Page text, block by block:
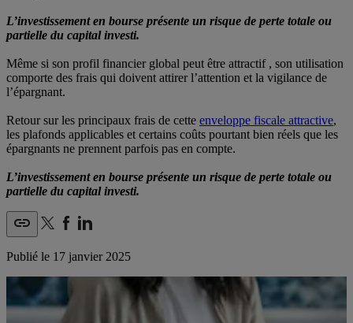
L’investissement en bourse présente un risque de perte totale ou
partielle du capital investi.
Même si son profil financier global peut être attractif , son utilisation
comporte des frais qui doivent attirer l’attention et la vigilance de
l’épargnant.
Retour sur les principaux frais de cette enveloppe fiscale attractive,
les plafonds applicables et certains coûts pourtant bien réels que les
épargnants ne prennent parfois pas en compte.
L’investissement en bourse présente un risque de perte totale ou
partielle du capital investi.
Publié le 17 janvier 2025